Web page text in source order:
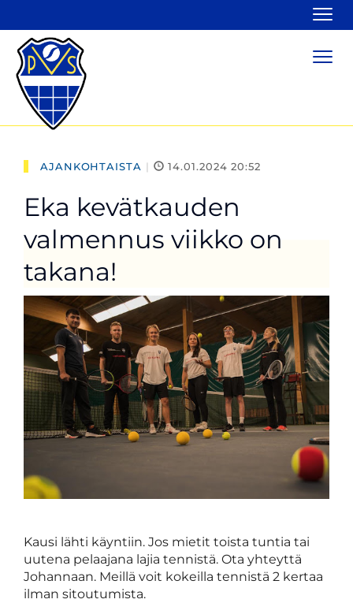
AJANKOHTAISTA | 14.01.2024 20:52
Eka kevätkauden
valmennus viikko on
takana!
Kausi lähti käyntiin. Jos mietit toista tuntia tai
uutena pelaajana lajia tennistä. Ota yhteyttä
Johannaan. Meillä voit kokeilla tennistä 2 kertaa
ilman sitoutumista.